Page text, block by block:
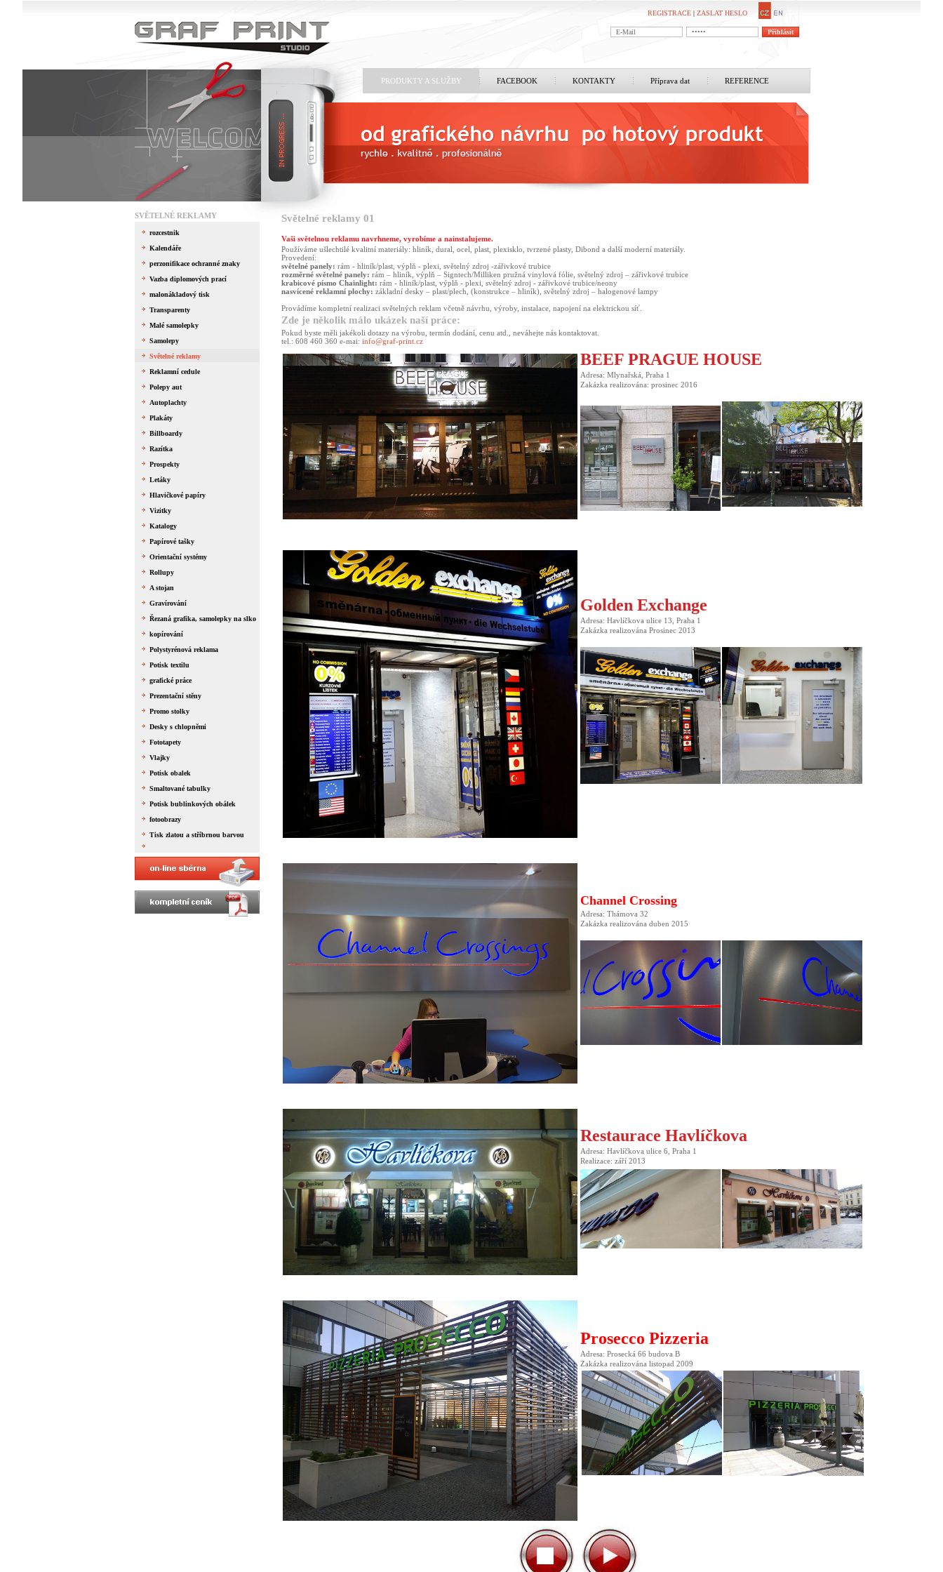
REGISTRACE | ZASLAT HESLO
PRODUKTY A SLUŽBY FACEBOOK KONTAKTY Příprava dat REFERENCE
Světelné reklamy 01
Vaši světelnou reklamu navrhneme, vyrobíme a nainstalujeme.
Používáme ušlechtilé kvalitní materiály: hliník, dural, ocel, plast, plexisklo, tvrzené plasty, Dibond a další moderní materiály.
Provedení:
světelné panely: rám - hliník/plast, výplň - plexi, světelný zdroj -zářivkové trubice
rozměrné světelné panely: rám – hliník, výplň – Signtech/Milliken pružná vinylová fólie, světelný zdroj – zářivkové trubice
krabicové písmo Chainlight: rám - hliník/plast, výplň - plexi, světelný zdroj - zářivkové trubice/neony
nasvícené reklamní plochy: základní desky – plast/plech, (konstrukce – hliník), světelný zdroj – halogenové lampy
Provádíme kompletní realizaci světelných reklam včetně návrhu, výroby, instalace, napojení na elektrickou síť.
Zde je několik málo ukázek naší práce:
Pokud byste měli jakékoli dotazy na výrobu, termín dodání, cenu atd., neváhejte nás kontaktovat.
tel.: 608 460 360 e-mai: info@graf-print.cz
BEEF PRAGUE HOUSE
Adresa: Mlynařská, Praha 1
Zakázka realizována: prosinec 2016
Golden Exchange
Adresa: Havlíčkova ulice 13, Praha 1
Zakázka realizována Prosinec 2013
Channel Crossing
Adresa: Thámova 32
Zakázka realizována duben 2015
Restaurace Havlíčkova
Adresa: Havlíčkova ulice 6, Praha 1
Realizace: září 2013
Prosecco Pizzeria
Adresa: Prosecká 66 budova B
Zakázka realizována listopad 2009
SVĚTELNÉ REKLAMY
rozcestnik
Kalendáře
perzonifikace ochranné znaky
Vazba diplomových prací
malonákladový tisk
Transparenty
Malé samolepky
Samolepy
Světelné reklamy
Reklamní cedule
Polepy aut
Autoplachty
Plakáty
Billboardy
Razítka
Prospekty
Letáky
Hlavičkové papíry
Vizitky
Katalogy
Papírové tašky
Orientační systémy
Rollupy
A stojan
Gravírování
Řezaná grafika, samolepky na slko
kopírování
Polystyrénová reklama
Potisk textilu
grafické práce
Prezentační stěny
Promo stolky
Desky s chlopněmi
Fototapety
Vlajky
Potisk obalek
Smaltované tabulky
Potisk bublinkových obálek
fotoobrazy
Tisk zlatou a stříbrnou barvou